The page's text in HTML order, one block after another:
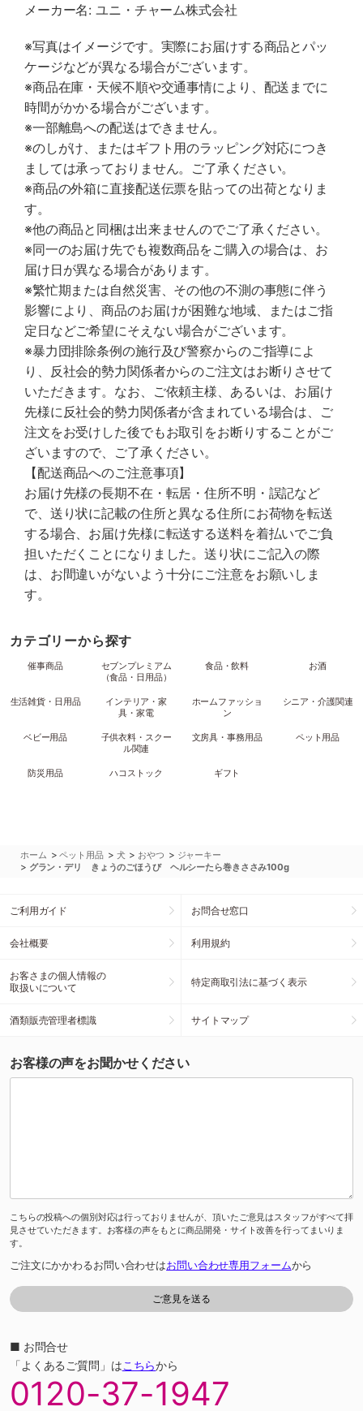
メーカー名: ユニ・チャーム株式会社
※写真はイメージです。実際にお届けする商品とパッ
ケージなどが異なる場合がございます。
※商品在庫・天候不順や交通事情により、配送までに
時間がかかる場合がございます。
※一部離島への配送はできません。
※のしがけ、またはギフト用のラッピング対応につき
ましては承っておりません。ご了承ください。
※商品の外箱に直接配送伝票を貼っての出荷となりま
す。
※他の商品と同梱は出来ませんのでご了承ください。
※同一のお届け先でも複数商品をご購入の場合は、お
届け日が異なる場合があります。
※繁忙期または自然災害、その他の不測の事態に伴う
影響により、商品のお届けが困難な地域、またはご指
定日などご希望にそえない場合がございます。
※暴力団排除条例の施行及び警察からのご指導によ
り、反社会的勢力関係者からのご注文はお断りさせて
いただきます。なお、ご依頼主様、あるいは、お届け
先様に反社会的勢力関係者が含まれている場合は、ご
注文をお受けした後でもお取引をお断りすることがご
ざいますので、ご了承ください。
【配送商品へのご注意事項】
お届け先様の長期不在・転居・住所不明・誤記など
で、送り状に記載の住所と異なる住所にお荷物を転送
する場合、お届け先様に転送する送料を着払いでご負
担いただくことになりました。送り状にご記入の際
は、お間違いがないよう十分にご注意をお願いしま
す。
カテゴリーから探す
催事商品
セブンプレミアム
（食品・日用品）
食品・飲料 お酒
生活雑貨・日用品
インテリア・家
具・家電
ホームファッショ
ン
シニア・介護関連
ベビー用品
子供衣料・スクー
ル関連
文房具・事務用品 ペット用品
防災用品 ハコストック ギフト
ホーム >ペット用品 > 犬 > おやつ > ジャーキー
> グラン・デリ きょうのごほうび ヘルシーたら巻きささみ100g
ご利用ガイド お問合せ窓口
会社概要 利用規約
お客さまの個人情報の
取扱いについて
特定商取引法に基づく表示
酒類販売管理者標識 サイトマップ
お客様の声をお聞かせください
こちらの投稿への個別対応は行っておりませんが、頂いたご意見はスタッフがすべて拝
見させていただきます。お客様の声をもとに商品開発・サイト改善を行ってまいりま
す。
ご注文にかかわるお問い合わせはお問い合わせ専用フォームから
■ お問合せ
「よくあるご質問」はこちらから
0120-37-1947